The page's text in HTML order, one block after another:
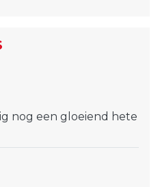
nog een gloeiend hete